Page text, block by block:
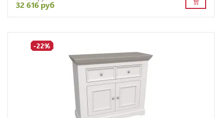
32 616 руб
-22%